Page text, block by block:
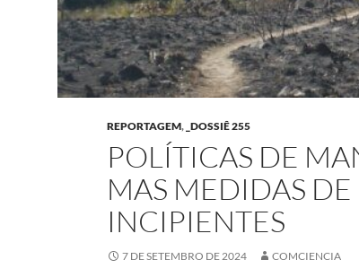
REPORTAGEM, _DOSSIÊ 255
POLÍTICAS DE
MAS MEDIDAS
INCIPIENTES
7 DE SETEMBRO DE 2024 COMCIENCIA